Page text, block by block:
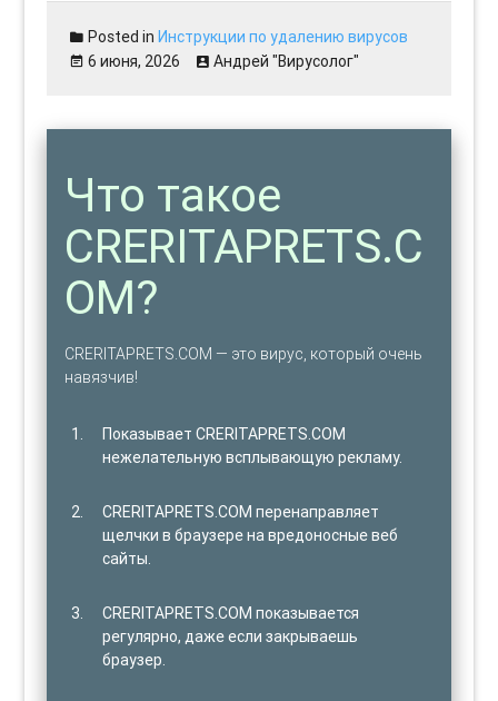
Posted inИнструкции по удалению вирусов
6 июня, 2026
Андрей "Вирусолог"
Что такое
CRERITAPRETS.C
OM?
CRERITAPRETS.COM — это вирус, который очень
навязчив!
Показывает CRERITAPRETS.COM
нежелательную всплывающую рекламу.
CRERITAPRETS.COM перенаправляет
щелчки в браузере на вредоносные веб
сайты.
CRERITAPRETS.COM показывается
регулярно, даже если закрываешь
браузер.